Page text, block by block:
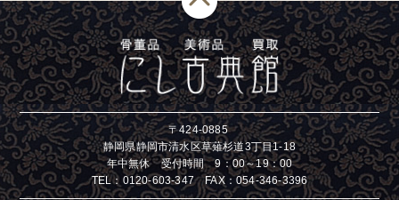
〒424-0885
静岡県静岡市清水区草薙杉道3丁目1-18
年中無休 受付時間 9：00～19：00
TEL： 0120-603-347FAX：054-346-3396